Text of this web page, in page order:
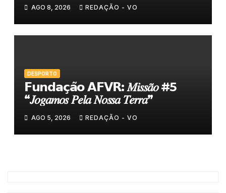
AGO 8, 2026 REDAÇÃO - VO
DESPORTO
𝗙𝘂𝗻𝗱𝗮𝗰̧𝗮̃𝗼 𝗔𝗙𝗩𝗥: 𝑀𝑖𝑠𝑠𝑎̃𝑜 #5
“𝐽𝑜𝑔𝑎𝑚𝑜𝑠 𝑃𝑒𝑙𝑎 𝑁𝑜𝑠𝑠𝑎 𝑇𝑒𝑟𝑟𝑎”
AGO 5, 2026 REDAÇÃO - VO